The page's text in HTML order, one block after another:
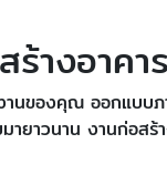
างอาคา
านของคุณ ออกแบ
ยาวนาน งานก่อส